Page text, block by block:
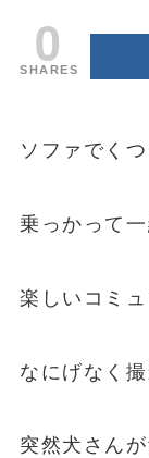
0
SHARES
ソファでく
乗っかって
楽しいコミ
なにげなく
突然犬さん